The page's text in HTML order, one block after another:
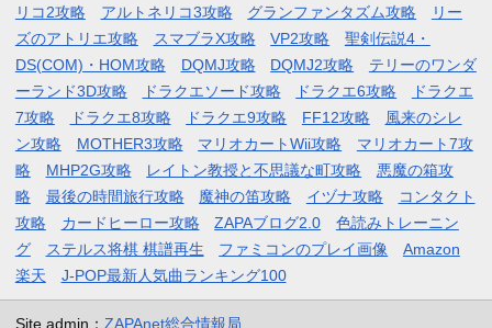
リコ2攻略
アルトネリコ3攻略 グランファンタズム攻略
リー
ズのアトリエ攻略
スマブラX攻略 VP2攻略
聖剣伝説4・
DS(COM)・HOM攻略
DQMJ攻略 DQMJ2攻略
テリーのワンダ
ーランド3D攻略
ドラクエソード攻略 ドラクエ6攻略
ドラクエ
7攻略
ドラクエ8攻略 ドラクエ9攻略 FF12攻略
風来のシレ
ン攻略
MOTHER3攻略 マリオカートWii攻略
マリオカート7攻
略
MHP2G攻略 レイトン教授と不思議な町攻略
悪魔の箱攻
略
最後の時間旅行攻略 魔神の笛攻略 イヅナ攻略
コンタクト
攻略
カードヒーロー攻略 ZAPAブログ2.0
色読みトレーニン
グ
ステルス将棋 棋譜再生 ファミコンのプレイ画像
Amazon
楽天
J-POP最新人気曲ランキング100
Site admin： ZAPAnet総合情報局